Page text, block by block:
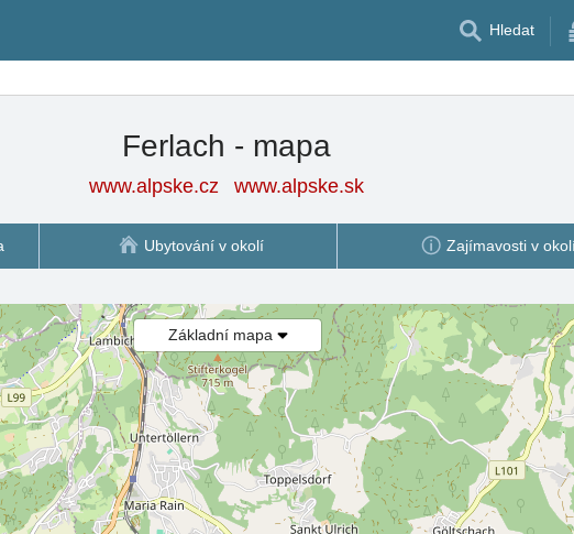
Hledat
Ferlach - mapa
www.alpske.cz www.alpske.sk
Ubytování v okolí Zajímavosti v
Základní mapa